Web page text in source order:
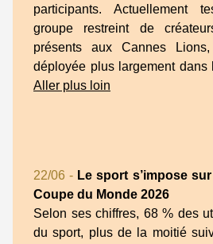
participants. Actuellement
groupe restreint de
présents aux Cannes
déployée plus largement dans
Aller plus loin
22/06 - Le sport s’impose
Coupe du Monde 2026
Selon ses chiffres, 68 % des
du sport, plus de la moitié